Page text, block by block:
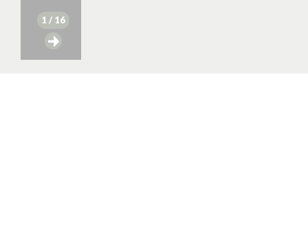
1 / 16